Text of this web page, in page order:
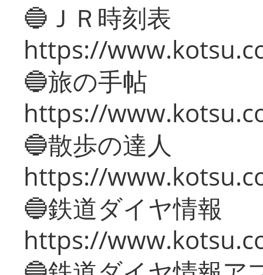
🔵ＪＲ時刻表
https://
🔵旅の手帖
https://
🔵散歩の達人
https://
🔵鉄道ダイヤ情報
https://